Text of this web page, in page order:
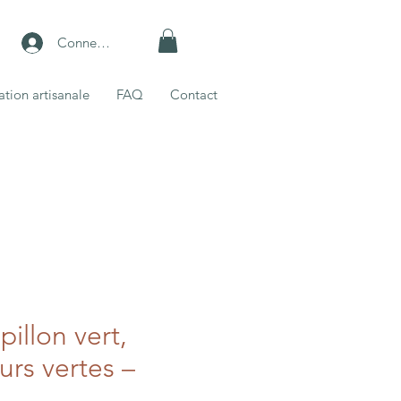
Connexion
artisanale FAQ Contact
vert,
vertes –